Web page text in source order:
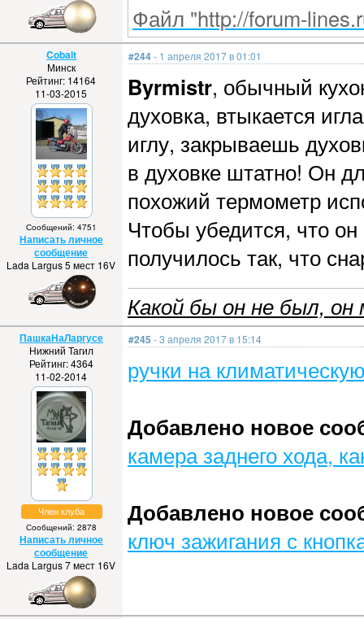
Файл "http://forum-
Cobalt
Минск
Рейтинг: 14164
11-03-2015
Сообщений: 4751
Написать личное
сообщение
Lada Largus 5 мест 16V
#244- 1 апреля 2017 в 01:01
Byrmistr, обычный
духовка, втыкается
иглу, закрываешь
в духовке штатно! Он
похожий термометр
Чтобы убедится, что
получилось так, что
Какой бы он не был, он
ПашкаНаЛаргусе
Нижний Тагил
Рейтинг: 4364
11-02-2014
Член клуба
Сообщений: 2878
Написать личное
сообщение
Lada Largus 7 мест 16V
#245 - 3 апреля 2017 в 15:14
ручки на
Добавлено новое
камера заднего хода,
Добавлено новое
ключ зажигания с